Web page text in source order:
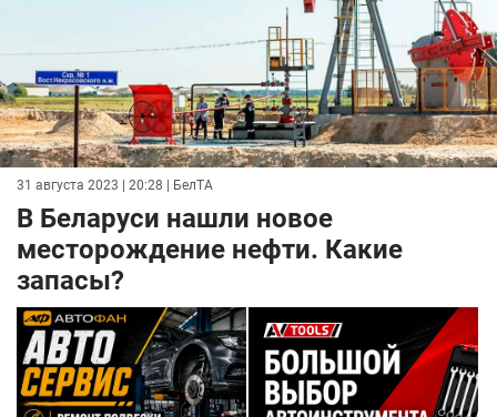
31 августа 2023 | 20:28 | БелТА
В Беларуси нашли новое
месторождение нефти. Какие
запасы?